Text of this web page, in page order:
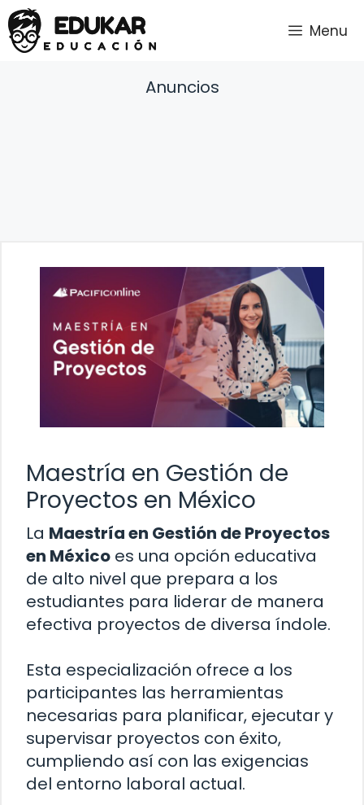
Saltar
al
contenido
Menu
Anuncios
Maestría en Gestión de
Proyectos en México
La Maestría en Gestión de Proyectos
en México es una opción educativa
de alto nivel que prepara a los
estudiantes para liderar de manera
efectiva proyectos de diversa índole.
Esta especialización ofrece a los
participantes las herramientas
necesarias para planificar, ejecutar y
supervisar proyectos con éxito,
cumpliendo así con las exigencias
del entorno laboral actual.